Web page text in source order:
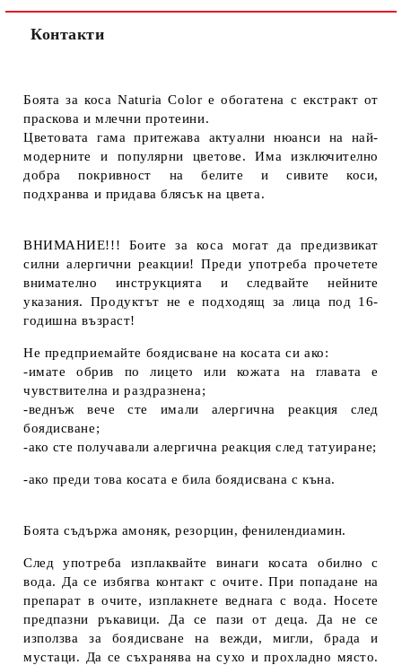
Контакти
Боята за коса Naturia Color е обогатена с екстракт от
праскова и млечни протеини.
Цветовата гама притежава актуални нюанси на най-
модерните и популярни цветове. Има изключително
добра покривност на белите и сивите коси,
подхранва и придава блясък на цвета.
ВНИМАНИЕ!!! Боите за коса могат да предизвикат
силни алергични реакции! Преди употреба прочетете
внимателно инструкцията и следвайте нейните
указания. Продуктът не е подходящ за лица под 16-
годишна възраст!
Не предприемайте боядисване на косата си ако:
-имате обрив по лицето или кожата на главата е
чувствителна и раздразнена;
-веднъж вече сте имали алергична реакция след
боядисване;
-ако сте получавали алергична реакция след татуиране;
-ако преди това косата е била боядисвана с къна.
Боята съдържа амоняк, резорцин, фенилендиамин.
След употреба изплаквайте винаги косата обилно с
вода. Да се избягва контакт с очите. При попадане на
препарат в очите, изплакнете веднага с вода. Носете
предпазни ръкавици. Да се пази от деца. Да не се
използва за боядисване на вежди, мигли, брада и
мустаци. Да се съхранява на сухо и прохладно място.